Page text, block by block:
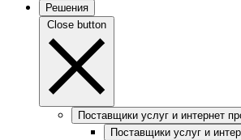
Решения
Close button
Поставщики услуг и интернет
Поставщики услуг и